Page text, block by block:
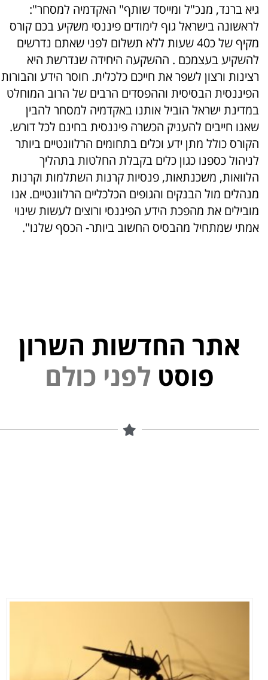
גיא ברנד, מנכ"ל ומייסד שותף" האקדמיה למסחר":
לראשונה בישראל גוף לימודים פיננסי משקיע בכם קורס
מקיף של כ40 שעות ללא תשלום לפני שאתם נדרשים
להשקיע בעצמכם . ההשקעה היחידה שנדרשת היא
רצינות ורצון לשפר את חייכם כלכלית. חוסר הידע והבורות
הפיננסית הבסיסית וההפסדים הרבים של הרוב המוחלט
במדינת ישראל הוביל אותנו באקדמיה למסחר להבין
שאנו חייבים להעניק הכשרה פיננסית בחינם לכל דורש.
הקורס כולל מתן ידע וכלים בתחומים הרלוונטיים ביותר
לניהול כספנו כגון כלים בקבלת החלטות בתהליך
הלוואות, משכנתאות, פנסיות קרנות השתלמות וקרנות
מנהלים מול הבנקים והגופים הכלכליים הרלוונטיים. אנו
מובילים את מהפכת הידע הפיננסי ורוצים לעשות שינוי
אמתי שמתחיל מהבסיס החשוב ביותר- הכסף שלנו".
אתר החדשות השרון
פוסט